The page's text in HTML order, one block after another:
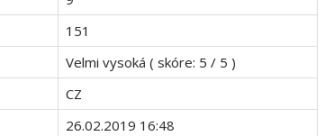
151
Velmi vysoká ( skóre: 5 / 5 )
CZ
26.02.2019 16:48